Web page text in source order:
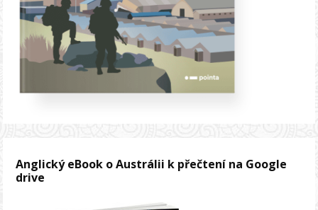
Anglický eBook o Austrálii k přečtení na Google
drive